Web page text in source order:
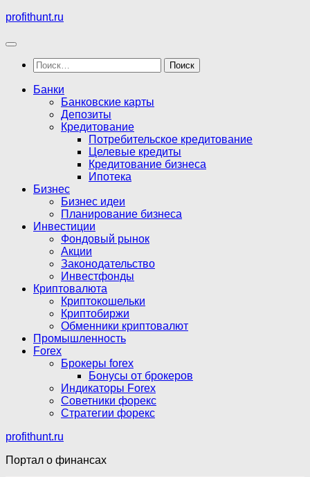
Перейти
содержимому
profithunt.ru
Найти:
Банки
Банковские карты
Депозиты
Кредитование
Потребительское кредитование
Целевые кредиты
Кредитование бизнеса
Ипотека
Бизнес
Бизнес идеи
Планирование бизнеса
Инвестиции
Фондовый рынок
Акции
Законодательство
Инвестфонды
Криптовалюта
Криптокошельки
Криптобиржи
Обменники криптовалют
Промышленность
Forex
Брокеры forex
Бонусы от брокеров
Индикаторы Forex
Советники форекс
Стратегии форекс
profithunt.ru
Портал о финансах